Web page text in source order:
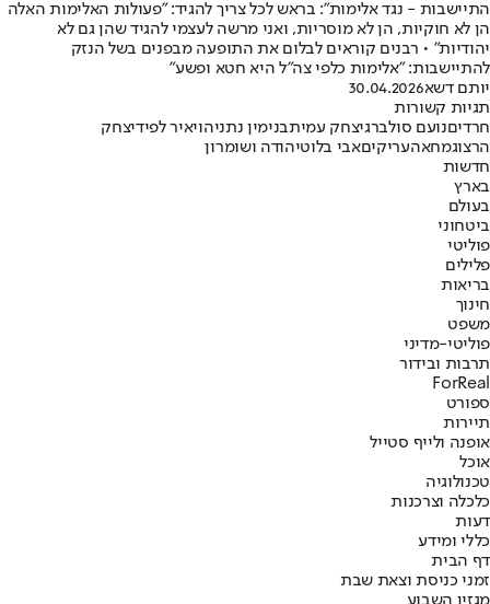
התיישבות - נגד אלימות": בראש לכל צריך להגיד: "פעולות האלימות האלה
הן לא חוקיות, הן לא מוסריות, ואני מרשה לעצמי להגיד שהן גם לא
יהודיות" • רבנים קוראים לבלום את התופעה מבפנים בשל הנזק
להתיישבות: "אלימות כלפי צה"ל היא חטא ופשע"
יותם דשא30.04.2026
תגיות קשורות
חרדיםנועם סולברגיצחק עמיתבנימין נתניהויאיר לפידיצחק
הרצוגמחאהעריקיםאבי בלוטיהודה ושומרון
חדשות
בארץ
בעולם
ביטחוני
פוליטי
פלילים
בריאות
חינוך
משפט
פוליטי-מדיני
תרבות ובידור
ForReal
ספורט
תיירות
אופנה ולייף סטייל
אוכל
טכנולוגיה
כלכלה וצרכנות
דעות
כללי ומידע
דף הבית
זמני כניסת וצאת שבת